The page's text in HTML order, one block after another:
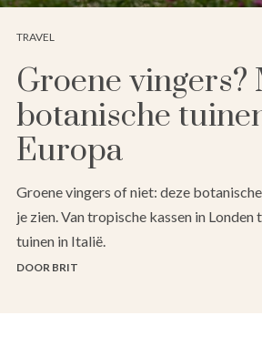
TRAVEL
Groene vingers?
botanische
Europa
Groene vingers of niet: deze
je zien. Van tropische kassen in Londen
tuinen in Italië.
DOOR BRIT